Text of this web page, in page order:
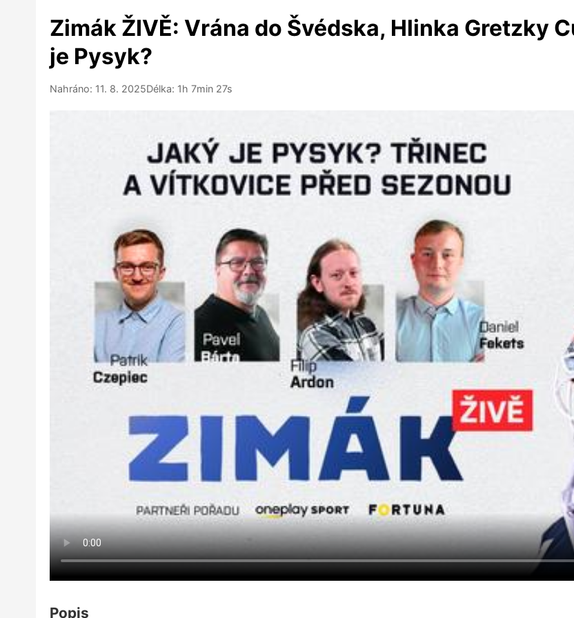
Zimák ŽIVĚ: Vrána do Švédska, Hlinka Gretzky
je Pysyk?
Nahráno: 11. 8. 2025Délka: 1h 7min 27s
Popis